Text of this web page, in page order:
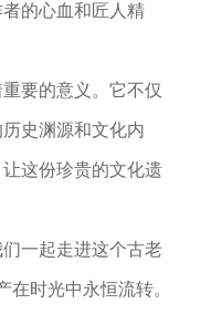
的心血和匠人精
要的意义。它不仅
史渊源和文化内
这份珍贵的文化遗
一起走进这个古老
时光中永恒流转。